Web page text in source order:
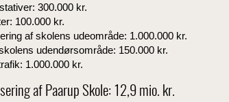
300.000 kr.
100.000 kr.
af skolens udeområde: 1.000.000 kr.
udendørsområde: 150.000 kr.
1.000.000 kr.
af Paarup Skole: 12,9 mio. kr.